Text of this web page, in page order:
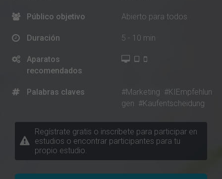
Público objetivo Abierto para todos
Duración 5 - 10 min
Aparatos
recomendados
Palabras claves #Marketing #KIEmpfehlun
gen #Kaufentscheidung
Regístrate gratis o inscríbete para participar en
estudios o encontrar participantes para tu
propio estudio.